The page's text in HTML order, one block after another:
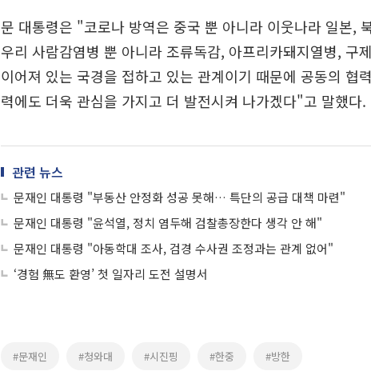
문 대통령은 "코로나 방역은 중국 뿐 아니라 이웃나라 일본,
우리 사람감염병 뿐 아니라 조류독감, 아프리카돼지열병, 구
이어져 있는 국경을 접하고 있는 관계이기 때문에 공동의 협
력에도 더욱 관심을 가지고 더 발전시켜 나가겠다"고 말했다.
관련 뉴스
문재인 대통령 "부동산 안정화 성공 못해… 특단의 공급 대책 마련"
문재인 대통령 "윤석열, 정치 염두해 검찰총장한다 생각 안 해"
문재인 대통령 "아동학대 조사, 검경 수사권 조정과는 관계 없어"
‘경험 無도 환영’ 첫 일자리 도전 설명서
#문재인 #청와대 #시진핑 #한중 #방한